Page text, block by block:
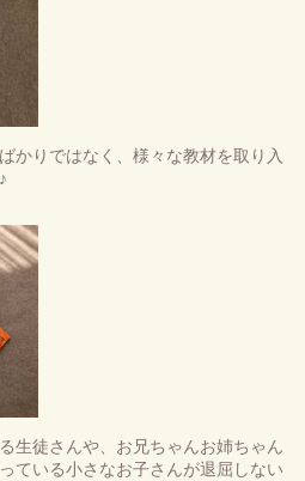
かりではなく、様々な教材を取り入
生徒さんや、お兄ちゃんお姉ちゃん
ている小さなお子さんが退屈しない